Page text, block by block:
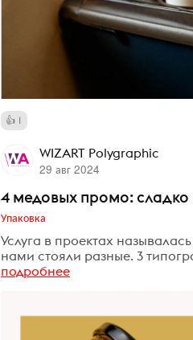
1
WIZART Polygraphic
29 авг 2024
4 медовых промо: сладко
Упаковка
Услуга в проектах
нами стояли разные. 3
подробнее